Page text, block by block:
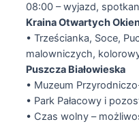
08:00 – wyjazd,
Kraina Otwartych
• Trześcianka, Soce,
malowniczych,
Puszcza Białowieska
• Muzeum
• Park Pałacowy i
• Czas wolny –